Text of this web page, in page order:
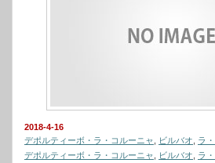
2018-4-16
デポルティーボ・ラ・コルーニャ
ビルバオ
ラ
デポルティーボ・ラ・コルーニャ
ビルバオ ラ